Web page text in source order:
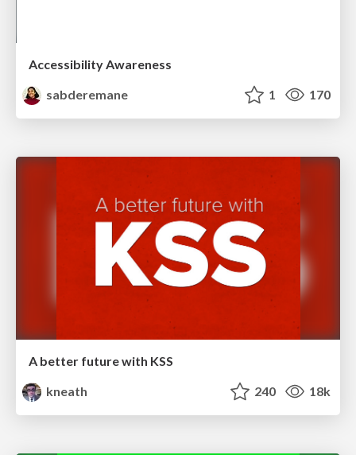
Accessibility Awareness
sabderemane
1 170
A better future with KSS
kneath
240 18k